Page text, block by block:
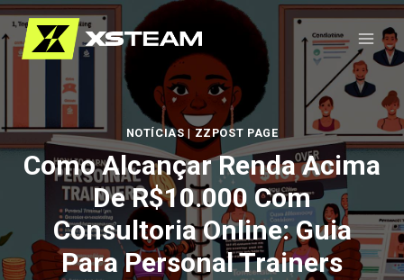
Pular
para
Conteúdo
NOTÍCIAS |ZZPOST PAGE
Como Alcançar Renda Acima
De R$10.000 Com
Consultoria Online: Guia
Para Personal Trainers